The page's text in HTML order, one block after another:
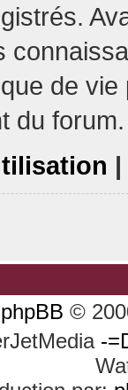
de
du forum.
|
phpBB ©
-